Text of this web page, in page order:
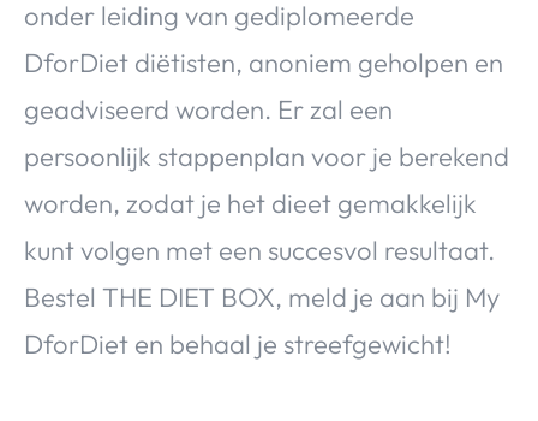
onder leiding van gediplomeerde
DforDiet diëtisten, anoniem geholpen en
geadviseerd worden. Er zal een
persoonlijk stappenplan voor je berekend
worden, zodat je het dieet gemakkelijk
kunt volgen met een succesvol resultaat.
Bestel THE DIET BOX, meld je aan bij My
DforDiet en behaal je streefgewicht!